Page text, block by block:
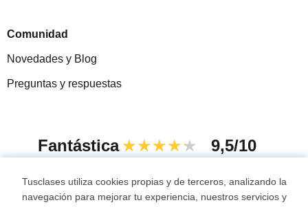
Comunidad
Novedades y Blog
Preguntas y respuestas
Fantástica ★★★★★ 9,5/10
Tusclases utiliza cookies propias y de terceros, analizando la
navegación para mejorar tu experiencia, nuestros servicios y